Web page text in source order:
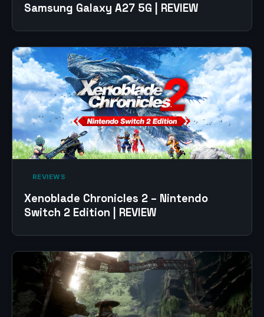
Samsung Galaxy A27 5G | REVIEW
‎ REVIEWS‎
Xenoblade Chronicles 2 – Nintendo
Switch 2 Edition | REVIEW